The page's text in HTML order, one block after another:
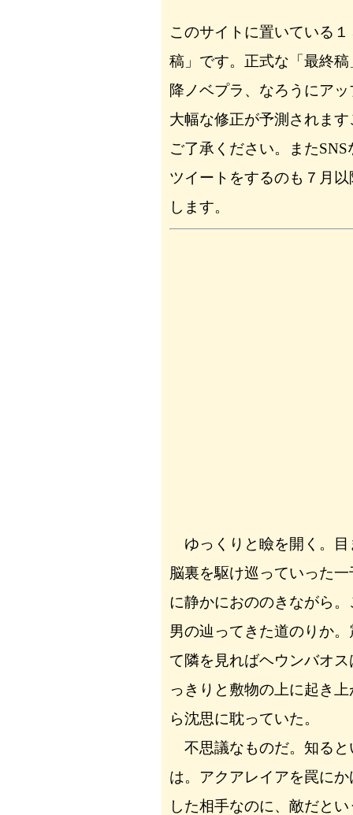
このサイトに置いている
稿」です。正式な「最終
降ノベプラ、なろうにア
大幅な修正が予測されま
ご了承ください。また
ツイートをするのも７月
します。
ゆっくりと瞼を開く。目
脳裏を駆け巡っていった
に静かにおののきながら
男の辿ってきた道のりか
て隣を見ればヘウンバオ
っきりと敷物の上に起き
ら沈思に耽っていた。
不思議なものだ。知ると
は。アクアレイアを罠に
した相手なのに、敵だと